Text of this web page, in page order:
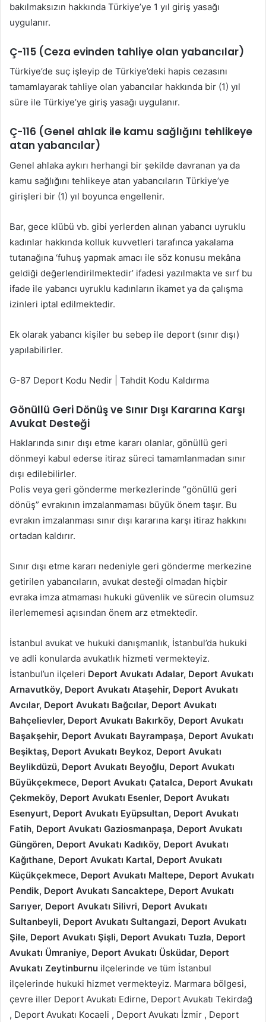
bakılmaksızın hakkında Türkiye’ye 1 yıl giriş yasağı
uygulanır.
Ç-115 (Ceza evinden tahliye olan yabancılar)
Türkiye’de suç işleyip de Türkiye’deki hapis cezasını
tamamlayarak tahliye olan yabancılar hakkında bir (1) yıl
süre ile Türkiye’ye giriş yasağı uygulanır.
Ç-116 (Genel ahlak ile kamu sağlığını tehlikeye
atan yabancılar)
Genel ahlaka aykırı herhangi bir şekilde davranan ya da
kamu sağlığını tehlikeye atan yabancıların Türkiye’ye
girişleri bir (1) yıl boyunca engellenir.
Bar, gece klübü vb. gibi yerlerden alınan yabancı uyruklu
kadınlar hakkında kolluk kuvvetleri tarafınca yakalama
tutanağına ‘fuhuş yapmak amacı ile söz konusu mekâna
geldiği değerlendirilmektedir’ ifadesi yazılmakta ve sırf bu
ifade ile yabancı uyruklu kadınların ikamet ya da çalışma
izinleri iptal edilmektedir.
Ek olarak yabancı kişiler bu sebep ile deport (sınır dışı)
yapılabilirler.
G-87 Deport Kodu Nedir | Tahdit Kodu Kaldırma
Gönüllü Geri Dönüş ve Sınır Dışı Kararına Karşı
Avukat Desteği
Haklarında sınır dışı etme kararı olanlar, gönüllü geri
dönmeyi kabul ederse itiraz süreci tamamlanmadan sınır
dışı edilebilirler.
Polis veya geri gönderme merkezlerinde “gönüllü geri
dönüş” evrakının imzalanmaması büyük önem taşır. Bu
evrakın imzalanması sınır dışı kararına karşı itiraz hakkını
ortadan kaldırır.
Sınır dışı etme kararı nedeniyle geri gönderme merkezine
getirilen yabancıların, avukat desteği olmadan hiçbir
evraka imza atmaması hukuki güvenlik ve sürecin olumsuz
ilerlememesi açısından önem arz etmektedir.
İstanbul avukat ve hukuki danışmanlık, İstanbul’da hukuki
ve adli konularda avukatlık hizmeti vermekteyiz.
İstanbul’un ilçeleri Deport Avukatı Adalar, Deport Avukatı
Arnavutköy, Deport Avukatı Ataşehir, Deport Avukatı
Avcılar, Deport Avukatı Bağcılar, Deport Avukatı
Bahçelievler, Deport Avukatı Bakırköy, Deport Avukatı
Başakşehir, Deport Avukatı Bayrampaşa, Deport Avukatı
Beşiktaş, Deport Avukatı Beykoz, Deport Avukatı
Beylikdüzü, Deport Avukatı Beyoğlu, Deport Avukatı
Büyükçekmece, Deport Avukatı Çatalca, Deport Avukatı
Çekmeköy, Deport Avukatı Esenler, Deport Avukatı
Esenyurt, Deport Avukatı Eyüpsultan, Deport Avukatı
Fatih, Deport Avukatı Gaziosmanpaşa, Deport Avukatı
Güngören, Deport Avukatı Kadıköy, Deport Avukatı
Kağıthane, Deport Avukatı Kartal, Deport Avukatı
Küçükçekmece, Deport Avukatı Maltepe, Deport Avukatı
Pendik, Deport Avukatı Sancaktepe, Deport Avukatı
Sarıyer, Deport Avukatı Silivri, Deport Avukatı
Sultanbeyli, Deport Avukatı Sultangazi, Deport Avukatı
Şile, Deport Avukatı Şişli, Deport Avukatı Tuzla, Deport
Avukatı Ümraniye, Deport Avukatı Üsküdar, Deport
Avukatı Zeytinburnu ilçelerinde ve tüm İstanbul
ilçelerinde hukuki hizmet vermekteyiz. Marmara bölgesi,
çevre iller Deport Avukatı Edirne, Deport Avukatı Tekirdağ
, Deport Avukatı Kocaeli , Deport Avukatı İzmir , Deport